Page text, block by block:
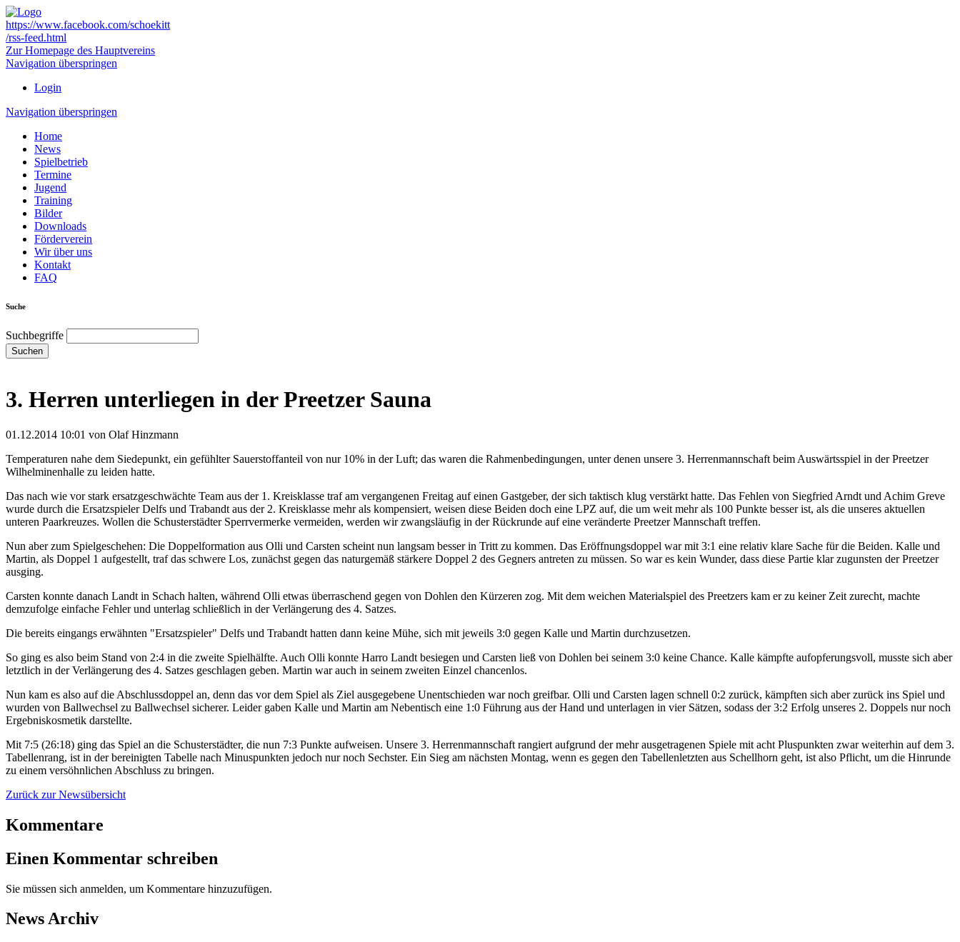
https://www.facebook.com/schoekitt
/rss-feed.html
Zur Homepage des Hauptvereins
Navigation überspringen
Login
Navigation überspringen
Home
News
Spielbetrieb
Termine
Jugend
Training
Bilder
Downloads
Förderverein
Wir über uns
Kontakt
FAQ
Suche
Suchbegriffe
Suchen
3. Herren unterliegen in der Preetzer Sauna
01.12.2014 10:01 von Olaf Hinzmann
Temperaturen nahe dem Siedepunkt, ein gefühlter Sauerstoffanteil von nur 10% in der Luft; das waren die Rahmenbedingungen, unter denen unsere 3. Herrenmannschaft beim Auswärtsspiel in der Preetzer
Wilhelminenhalle zu leiden hatte.
Das nach wie vor stark ersatzgeschwächte Team aus der 1. Kreisklasse traf am vergangenen Freitag auf einen Gastgeber, der sich taktisch klug verstärkt hatte. Das Fehlen von Siegfried Arndt und Achim Greve
wurde durch die Ersatzspieler Delfs und Trabandt aus der 2. Kreisklasse mehr als kompensiert, weisen diese Beiden doch eine LPZ auf, die um weit mehr als 100 Punkte besser ist, als die unseres aktuellen
unteren Paarkreuzes. Wollen die Schusterstädter Sperrvermerke vermeiden, werden wir zwangsläufig in der Rückrunde auf eine veränderte Preetzer Mannschaft treffen.
Nun aber zum Spielgeschehen: Die Doppelformation aus Olli und Carsten scheint nun langsam besser in Tritt zu kommen. Das Eröffnungsdoppel war mit 3:1 eine relativ klare Sache für die Beiden. Kalle und
Martin, als Doppel 1 aufgestellt, traf das schwere Los, zunächst gegen das naturgemäß stärkere Doppel 2 des Gegners antreten zu müssen. So war es kein Wunder, dass diese Partie klar zugunsten der Preetzer
ausging.
Carsten konnte danach Landt in Schach halten, während Olli etwas überraschend gegen von Dohlen den Kürzeren zog. Mit dem weichen Materialspiel des Preetzers kam er zu keiner Zeit zurecht, machte
demzufolge einfache Fehler und unterlag schließlich in der Verlängerung des 4. Satzes.
Die bereits eingangs erwähnten "Ersatzspieler" Delfs und Trabandt hatten dann keine Mühe, sich mit jeweils 3:0 gegen Kalle und Martin durchzusetzen.
So ging es also beim Stand von 2:4 in die zweite Spielhälfte. Auch Olli konnte Harro Landt besiegen und Carsten ließ von Dohlen bei seinem 3:0 keine Chance. Kalle kämpfte aufopferungsvoll, musste sich aber
letztlich in der Verlängerung des 4. Satzes geschlagen geben. Martin war auch in seinem zweiten Einzel chancenlos.
Nun kam es also auf die Abschlussdoppel an, denn das vor dem Spiel als Ziel ausgegebene Unentschieden war noch greifbar. Olli und Carsten lagen schnell 0:2 zurück, kämpften sich aber zurück ins Spiel und
wurden von Ballwechsel zu Ballwechsel sicherer. Leider gaben Kalle und Martin am Nebentisch eine 1:0 Führung aus der Hand und unterlagen in vier Sätzen, sodass der 3:2 Erfolg unseres 2. Doppels nur noch
Ergebniskosmetik darstellte.
Mit 7:5 (26:18) ging das Spiel an die Schusterstädter, die nun 7:3 Punkte aufweisen. Unsere 3. Herrenmannschaft rangiert aufgrund der mehr ausgetragenen Spiele mit acht Pluspunkten zwar weiterhin auf dem 3.
Tabellenrang, ist in der bereinigten Tabelle nach Minuspunkten jedoch nur noch Sechster. Ein Sieg am nächsten Montag, wenn es gegen den Tabellenletzten aus Schellhorn geht, ist also Pflicht, um die Hinrunde
zu einem versöhnlichen Abschluss zu bringen.
Zurück zur Newsübersicht
Kommentare
Einen Kommentar schreiben
Sie müssen sich anmelden, um Kommentare hinzuzufügen.
News Archiv